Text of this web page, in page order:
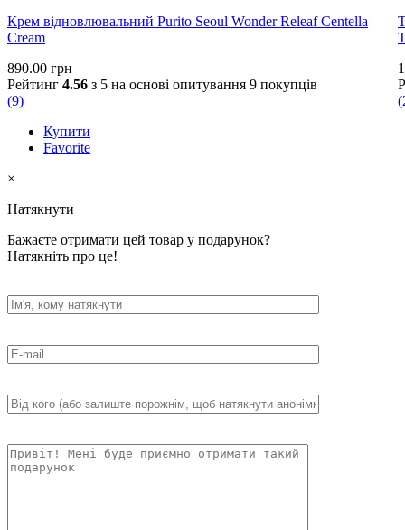
Крем відновлювальний Purito Seoul Wonder Releaf Centella
Cream
890.00 грн
Рейтинг 4.56 з 5 на основі опитування 9 покупців
(9)
Купити
Favorite
(
×
Натякнути
Бажаєте отримати цей товар у подарунок?
Натякніть про це!